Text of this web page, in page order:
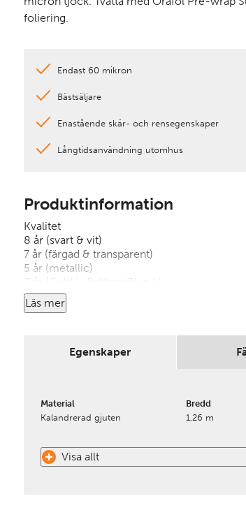
foliering.
Endast 60 mikron
Bästsäljare
Enastående skär- och rensegenskaper
Långtidsanvändning utomhus
Produktinformation
Kvalitet
8 år (svart & vit)
7 år (färgad & transparent)
5 år (metallic)
3 år (Guld L, Brilliant Blue L)
Vid beställning under 5 löpmeter tillkommer
Läs mer
Egenskaper
Material
Kalandrerad gjuten
Bredd
1,26 m
Visa allt